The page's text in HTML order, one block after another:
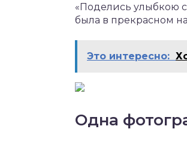
«Поделись улыбкою
была в прекрасном
Это интересно:
Одна